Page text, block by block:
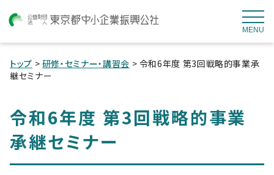
MENU
トップ > 研修・セミナー・講習会 > 令和6年度 第3回戦略的事業承
継セミナー
令和6年度 第3回戦略的事業
承継セミナー